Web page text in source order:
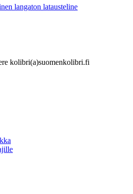
langaton latausteline
kolibri(a)suomenkolibri.fi